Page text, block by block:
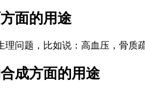
面的用途
问题，比如说：高血压，骨质
成方面的用途